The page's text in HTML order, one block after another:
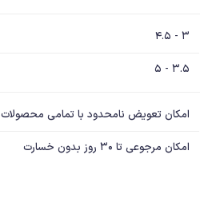
3 - 4.5
3.5 - 5
امکان تعویض نامحدود با تمامی
امکان مرجوعی تا 30 روز بدون خسارت